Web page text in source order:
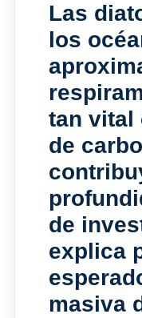
Las
los
tan vital
de
de
explica
masiva